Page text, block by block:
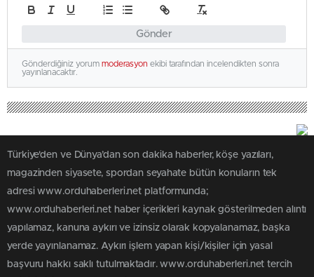
Gönder
Gönderdiğiniz yorum moderasyon ekibi tarafından incelendikten sonra
yayınlanacaktır.
Türkiye'den ve Dünya’dan son dakika haberler, köşe yazıları,
magazinden siyasete, spordan seyahate bütün konuların tek
adresi www.orduhaberleri.net platformunda;
www.orduhaberleri.net haber içerikleri kaynak gösterilmeden alıntı
yapılamaz, kanuna aykırı ve izinsiz olarak kopyalanamaz, başka
yerde yayınlanamaz. Aykırı işlem yapan kişi/kişiler için yasal
başvuru hakkı saklı tutulmaktadır. www.orduhaberleri.net tercih